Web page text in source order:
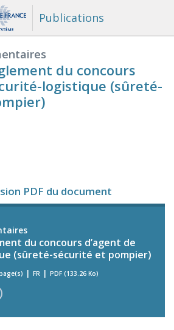
Publications
du concours
logistique (sûreté-
PDF du document
du concours d’agent de
(sûreté-sécurité et pompier)
FR PDF (133.26 Ko)